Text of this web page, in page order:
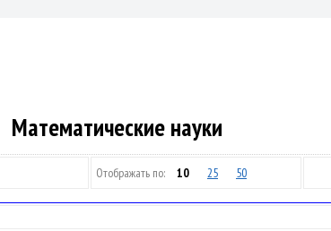
Математические науки
Отображать по: 10 25 50